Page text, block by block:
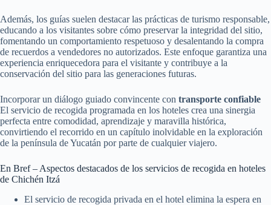
Además, los guías suelen destacar las prácticas de turismo responsable,
educando a los visitantes sobre cómo preservar la integridad del sitio,
fomentando un comportamiento respetuoso y desalentando la compra
de recuerdos a vendedores no autorizados. Este enfoque garantiza una
experiencia enriquecedora para el visitante y contribuye a la
conservación del sitio para las generaciones futuras.
Incorporar un diálogo guiado convincente con transporte confiable
El servicio de recogida programada en los hoteles crea una sinergia
perfecta entre comodidad, aprendizaje y maravilla histórica,
convirtiendo el recorrido en un capítulo inolvidable en la exploración
de la península de Yucatán por parte de cualquier viajero.
En Bref – Aspectos destacados de los servicios de recogida en hoteles
de Chichén Itzá
El servicio de recogida privada en el hotel elimina la espera en